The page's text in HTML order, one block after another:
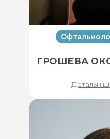
ГРОШЕВА